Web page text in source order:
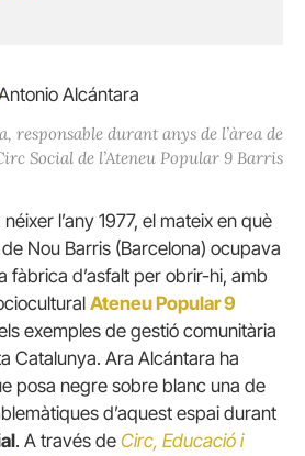
responsable durant anys de l’àrea de
Social de l’Ateneu Popular 9 Barris
l’any 1977, el mateix en què
de Nou Barris (Barcelona) ocupava
fàbrica d’asfalt per obrir-hi, amb
Ateneu Popular 9
exemples de gestió comunitària
Catalunya. Ara Alcántara ha
posa negre sobre blanc una de
d’aquest espai durant
. A través de Circ, Educació i